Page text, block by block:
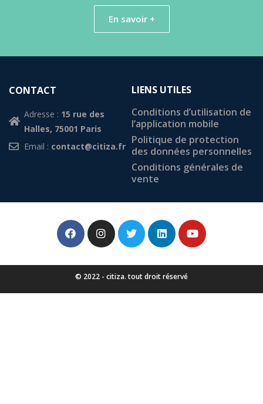
En savoir +
CONTACT
Adresse : 15 rue des
Halles, 75001 Paris
Email : contact@citiza.fr
LIENS UTILES
Conditions d’utilisation de
l’application mobile
Politique de protection
des données personnelles
Conditions générales de
vente
© 2022 - citiza. tout droit réservé